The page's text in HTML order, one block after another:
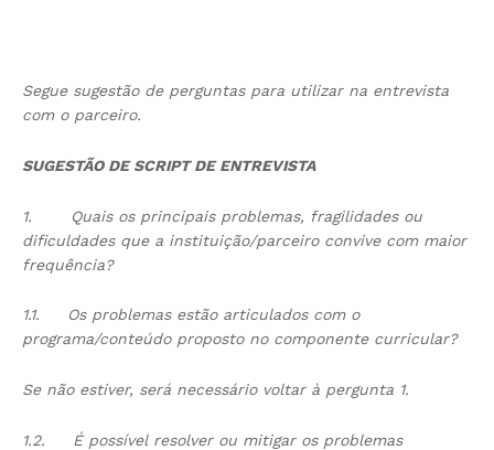
Segue sugestão de perguntas para utilizar na entrevista
com o parceiro.
SUGESTÃO DE SCRIPT DE ENTREVISTA
1.
Quais os principais problemas, fragilidades ou
dificuldades que a instituição/parceiro convive com maior
frequência?
1.1.
Os problemas estão articulados com o
programa/conteúdo proposto no componente curricular?
Se não estiver, será necessário voltar à pergunta 1.
1.2.
É possível resolver ou mitigar os problemas